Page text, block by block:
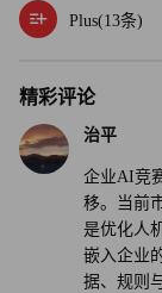
最重要的是，它
体、业务流程和
值。
未来属于那些
承担责任，而
助于企业提升
容地应对日益
Plus(13条)
精彩评论
治平
企业AI竞
移。当前
是优化人
嵌入企业
据、规则